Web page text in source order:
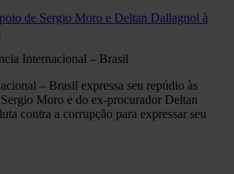
de Sergio Moro e Deltan Dallagnol à
Internacional – Brasil
– Brasil expressa seu repúdio às
Moro e do ex-procurador Deltan
contra a corrupção para expressar seu